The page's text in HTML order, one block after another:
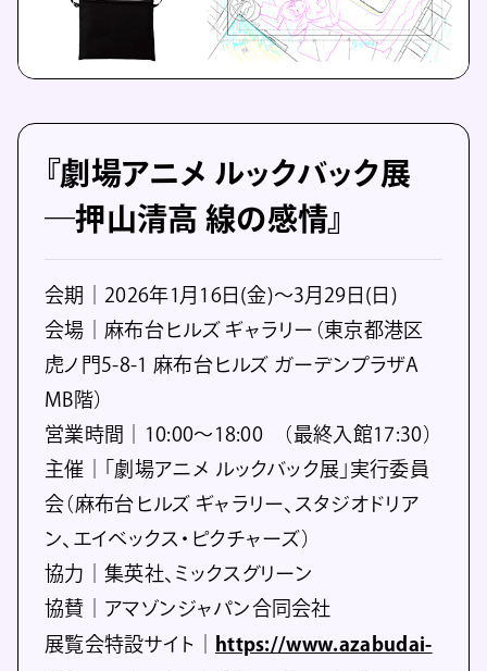
『劇場アニメ ルックバック展
―押山清高 線の感情』
会期｜2026年1月16日(金)～3月29日(日)
会場｜麻布台ヒルズ ギャラリー（東京都港区
虎ノ門5-8-1 麻布台ヒルズ ガーデンプラザA
MB階）
営業時間｜10:00～18:00 （最終入館17:30）
主催｜「劇場アニメ ルックバック展」実行委員
会（麻布台ヒルズ ギャラリー、スタジオドリア
ン、エイベックス・ピクチャーズ）
協力｜集英社、ミックスグリーン
協賛｜アマゾンジャパン合同会社
展覧会特設サイト｜
https://www.azabudai-